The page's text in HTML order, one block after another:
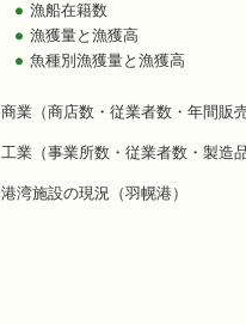
漁船在籍数
漁獲量と漁獲高
魚種別漁獲量と漁獲高
商業（商店数・従業者数・年間販
工業（事業所数・従業者数・製造
港湾施設の現況（羽幌港）